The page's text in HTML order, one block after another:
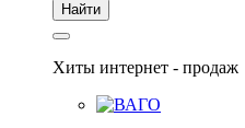
Найти
Хиты интернет - продаж